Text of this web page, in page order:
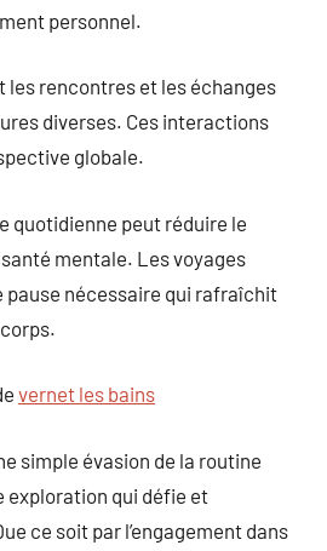
personnel.
les rencontres et les échanges
diverses. Ces interactions
globale.
quotidienne peut réduire le
mentale. Les voyages
pause nécessaire qui rafraîchit
vernet les bains
simple évasion de la routine
exploration qui défie et
ce soit par l’engagement dans